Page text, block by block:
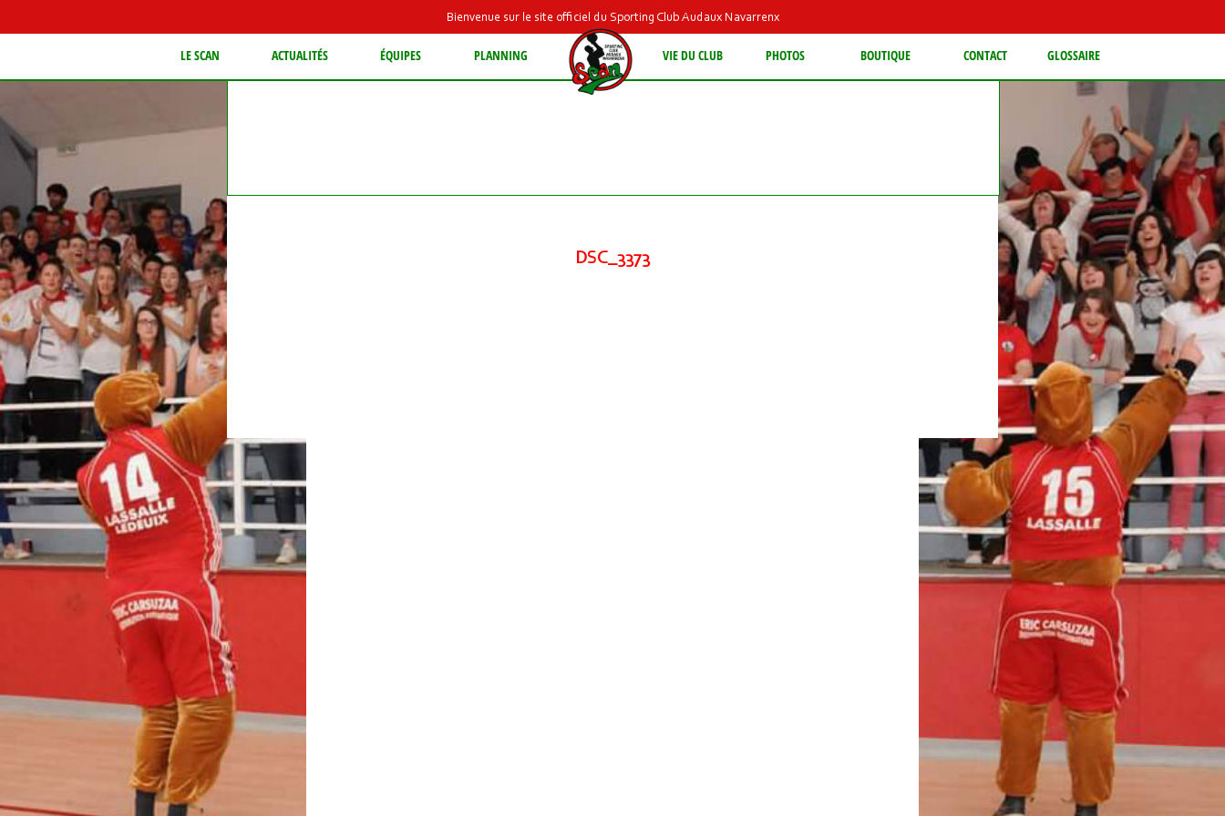
Bienvenue sur le site officiel du Sporting Club Audaux Navarrenx
LE SCAN ACTUALITÉS ÉQUIPES PLANNING VIE DU CLUB PHOTOS BOUTIQUE CONTACT GLOSSAIRE
DSC_3373